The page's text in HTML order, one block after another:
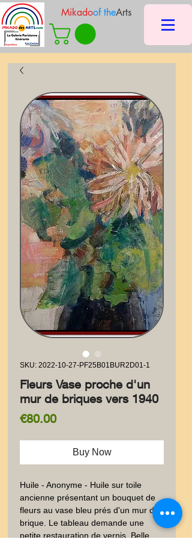
Mikadoof theArts
SKU: 2022-10-27-PF25B01BUR2D01-1
Fleurs Vase proche d'un
mur de briques vers 1940
€80.00Price
Buy Now
Huile - Anonyme - Huile sur toile
ancienne présentant un bouquet de
fleurs au vase bleu prés d'un mur de
brique. Le tableau demande une
petite restauration de vernis. Belle